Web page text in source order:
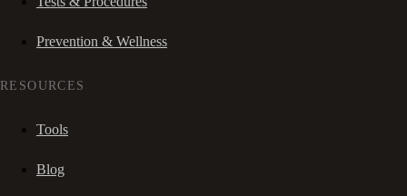
Prevention & Wellness
RESOURCES
Tools
Blog